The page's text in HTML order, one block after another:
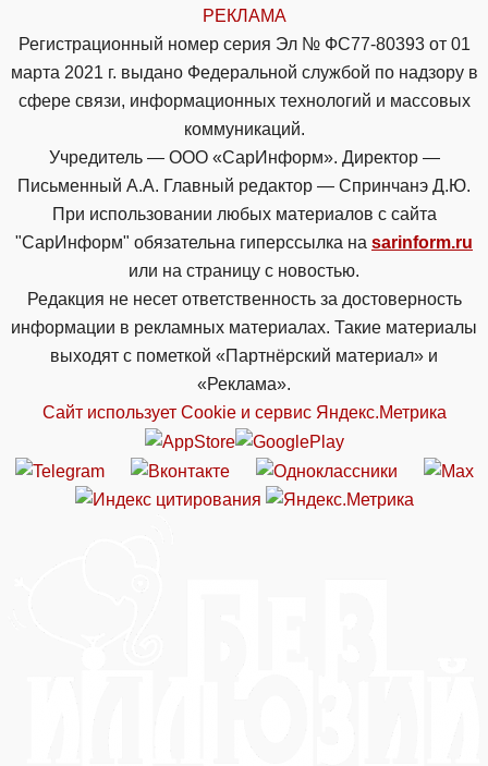
РЕКЛАМА
Регистрационный номер серия Эл № ФС77-80393 от 01
марта 2021 г. выдано Федеральной службой по надзору в
сфере связи, информационных технологий и массовых
коммуникаций.
Учредитель — ООО «СарИнформ». Директор —
Письменный А.А. Главный редактор — Спринчанэ Д.Ю.
При использовании любых материалов с сайта
"СарИнформ" обязательна гиперссылка на sarinform.ru
или на страницу с новостью.
Редакция не несет ответственность за достоверность
информации в рекламных материалах. Такие материалы
выходят с пометкой «Партнёрский материал» и
«Реклама».
Сайт использует Cookie и сервиc Яндекс.Метрика